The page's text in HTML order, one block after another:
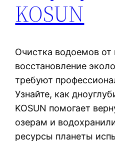
KOSUN
Очистка водоемов от
восстановление
требуют
Узнайте, как
KOSUN помогает
озерам и
ресурсы планеты